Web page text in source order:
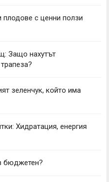
плодове с ценни ползи
Защо нахутът
зеленчук, който има
Хидратация, енергия
бюджетен?